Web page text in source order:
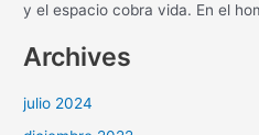
y el espacio cobra vida. En el
Archives
julio 2024